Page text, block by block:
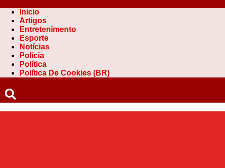
Inicio
Artigos
Entretenimento
Esporte
Notícias
Polícia
Política
Política De Cookies (BR)